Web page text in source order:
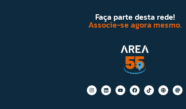
Faça parte desta rede!
Associe-se agora mesmo.